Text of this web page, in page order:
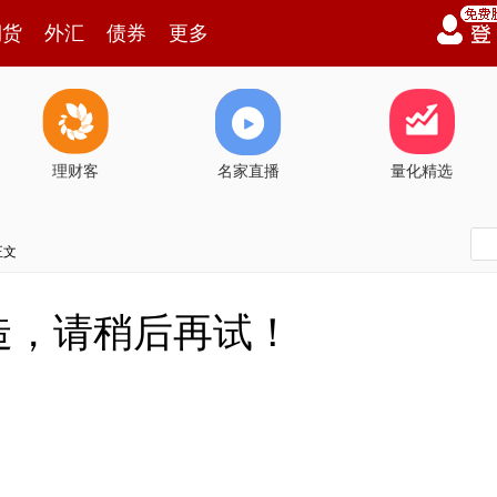
外汇 债券 更多
理财客 名家直播 量化精选
请稍后再试！